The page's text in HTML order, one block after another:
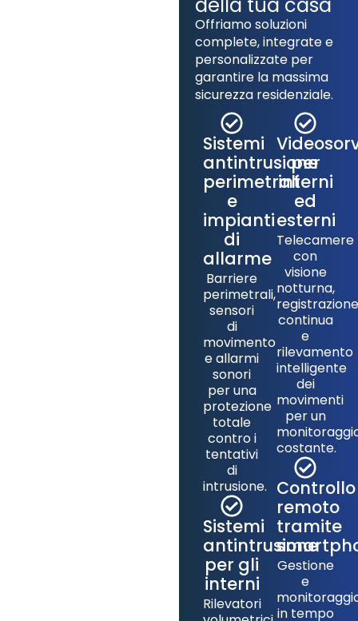
Offriamo soluzioni
complete, integrate e
personalizzate per
garantire la massima
sicurezza residenziale.
Sistemi
antintrusione
perimetrali
e
impianti
di
allarme
Barriere
perimetrali,
sensori
di
movimento
e allarmi
sonori
per una
protezione
totale
contro i
tentativi
di
intrusione.
Sistemi
antintrusione
per gli
interni
Rilevatori
per
interni
ed
esterni
Telecamere
con
visione
notturna,
registrazione
continua
e
rilevamento
intelligente
dei
movimenti
per un
costante.
Controllo
remoto
tramite
Gestione
e
in tempo